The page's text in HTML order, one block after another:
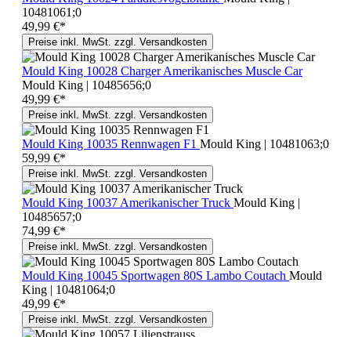
10481061;0
49,99 €*
Preise inkl. MwSt. zzgl. Versandkosten
Mould King 10028 Charger Amerikanisches Muscle Car
Mould King | 10485656;0
49,99 €*
Preise inkl. MwSt. zzgl. Versandkosten
Mould King 10035 Rennwagen F1 Mould King | 10481063;0
59,99 €*
Preise inkl. MwSt. zzgl. Versandkosten
Mould King 10037 Amerikanischer Truck Mould King |
10485657;0
74,99 €*
Preise inkl. MwSt. zzgl. Versandkosten
Mould King 10045 Sportwagen 80S Lambo Coutach Mould
King | 10481064;0
49,99 €*
Preise inkl. MwSt. zzgl. Versandkosten